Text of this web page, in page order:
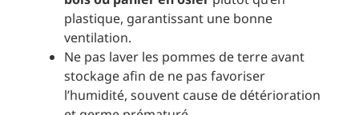
plastique, garantissant une bonne
ventilation.
Ne pas laver les pommes de terre avant
stockage afin de ne pas favoriser
l’humidité, souvent cause de détérioration